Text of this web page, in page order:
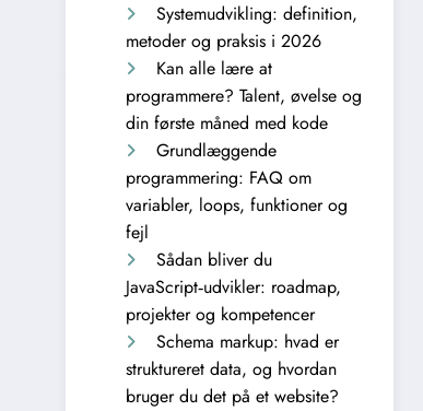
Systemudvikling: definition,
metoder og praksis i 2026
Kan alle lære at
programmere? Talent, øvelse og
din første måned med kode
Grundlæggende
programmering: FAQ om
variabler, loops, funktioner og
fejl
Sådan bliver du
JavaScript‑udvikler: roadmap,
projekter og kompetencer
Schema markup: hvad er
struktureret data, og hvordan
bruger du det på et website?